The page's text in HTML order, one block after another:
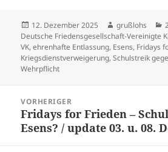
Veröffentlicht
am
12. Dezember 2025 Autor
grußlohs
Deutsche Friedensgesellschaft-Vereinigte
VK,ehrenhafte Entlassung, Esens, Fridays
Kriegsdienstverweigerung,Schulstreik
Wehrpflicht
VORHERIGER
Vorheriger
Beitrag:
Fridays for Frieden –
Esens? / update 03. u. 08.